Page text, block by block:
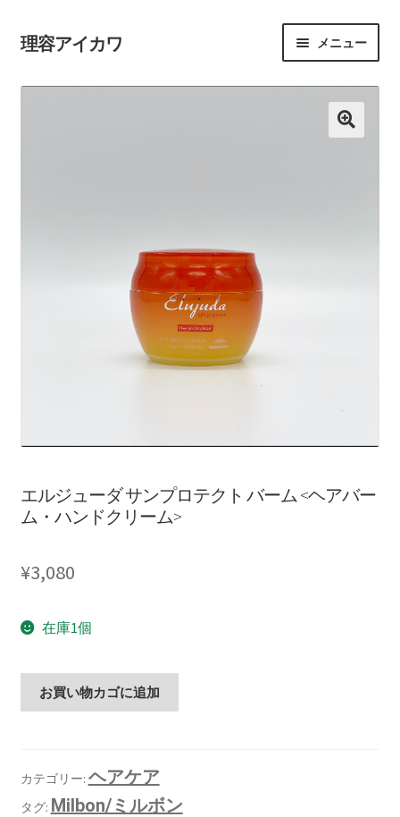
理容アイカワ メニュー
ホーム
エルジューダ サンプロテクト バーム <ヘアバー
ム・ハンドクリーム>
¥3,080
在庫1個
お買い物カゴに追加
カテゴリー: ヘアケア
タグ: Milbon/ミルボン